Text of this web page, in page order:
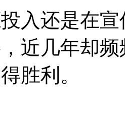
入还是在
近几年却
胜利。